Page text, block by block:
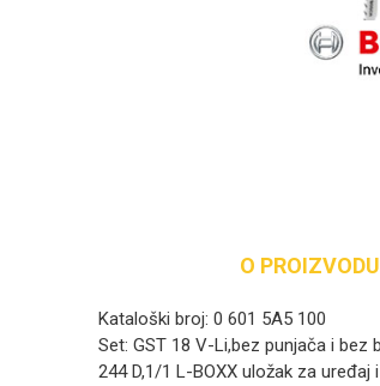
O PROIZVODU
Kataloški broj: 0 601 5A5 100
Set: GST 18 V-Li,bez punjača i bez
244 D,1/1 L-BOXX uložak za